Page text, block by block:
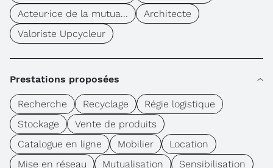
Acteur·ice de la mutua...
Architecte
Valoriste Upcycleur
Prestations proposées
Recherche Recyclage
Régie logistique
Stockage
Vente de produits
Catalogue en ligne
Mobilier
Location
Mise en réseau
Mutualisation Sensibilisation